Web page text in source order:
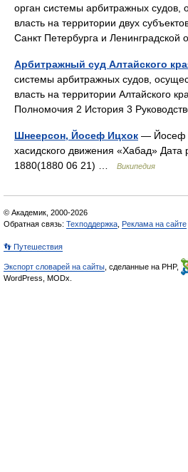
орган системы арбитражных
власть на территории двух
Санкт Петербурга и
Арбитражный суд Алтайского
системы арбитражных судов,
власть на территории Алтайского
Полномочия 2 История 3
Шнеерсон, Йосеф Ицхок — Йосеф
хасидского движения «Хабад»
1880(1880 06 21) …
Википедия
© Академик, 2000-2026
Обратная связь: Техподдержка Реклама на сайте
👣 Путешествия
Экспорт словарей на сайты , сделанные на PHP,
WordPress, MODx.